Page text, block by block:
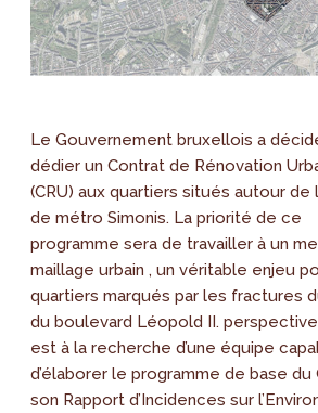
Le Gouvernement bruxellois a
dédier un Contrat de Rénovation
(CRU) aux quartiers situés autour de
de métro Simonis. La priorité de ce
programme sera de travailler à un
maillage urbain , un véritable enjeu
quartiers marqués par les fractures
du boulevard Léopold II.
est à la recherche d’une équipe
d’élaborer le programme de base du
son Rapport d’Incidences sur